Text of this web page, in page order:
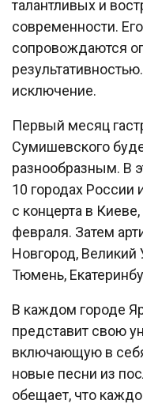
талантливых и
современности.
сопровождаются
исключение.
Первый месяц
Сумишевского
разнообразным. В
10 городах России
с концерта в
февраля. Затем
Новгород, Великий
Тюмень,
В каждом городе
представит свою
включающую в
новые песни из
обещает, что